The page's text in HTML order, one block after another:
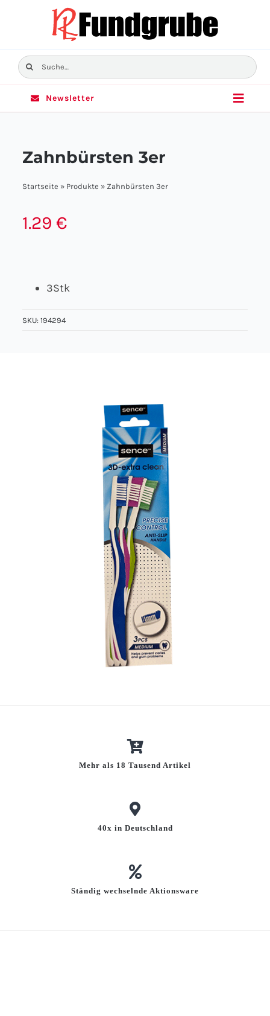
Suche
nach:
Toggle
Über uns
Newsletter
Zahnbürsten 3er
Startseite » Produkte » Zahnbürsten 3er
1.29€
3Stk
SKU:194294
Mehr als 18 Tausend Artikel
40x in Deutschland
Ständig wechselnde Aktionsware